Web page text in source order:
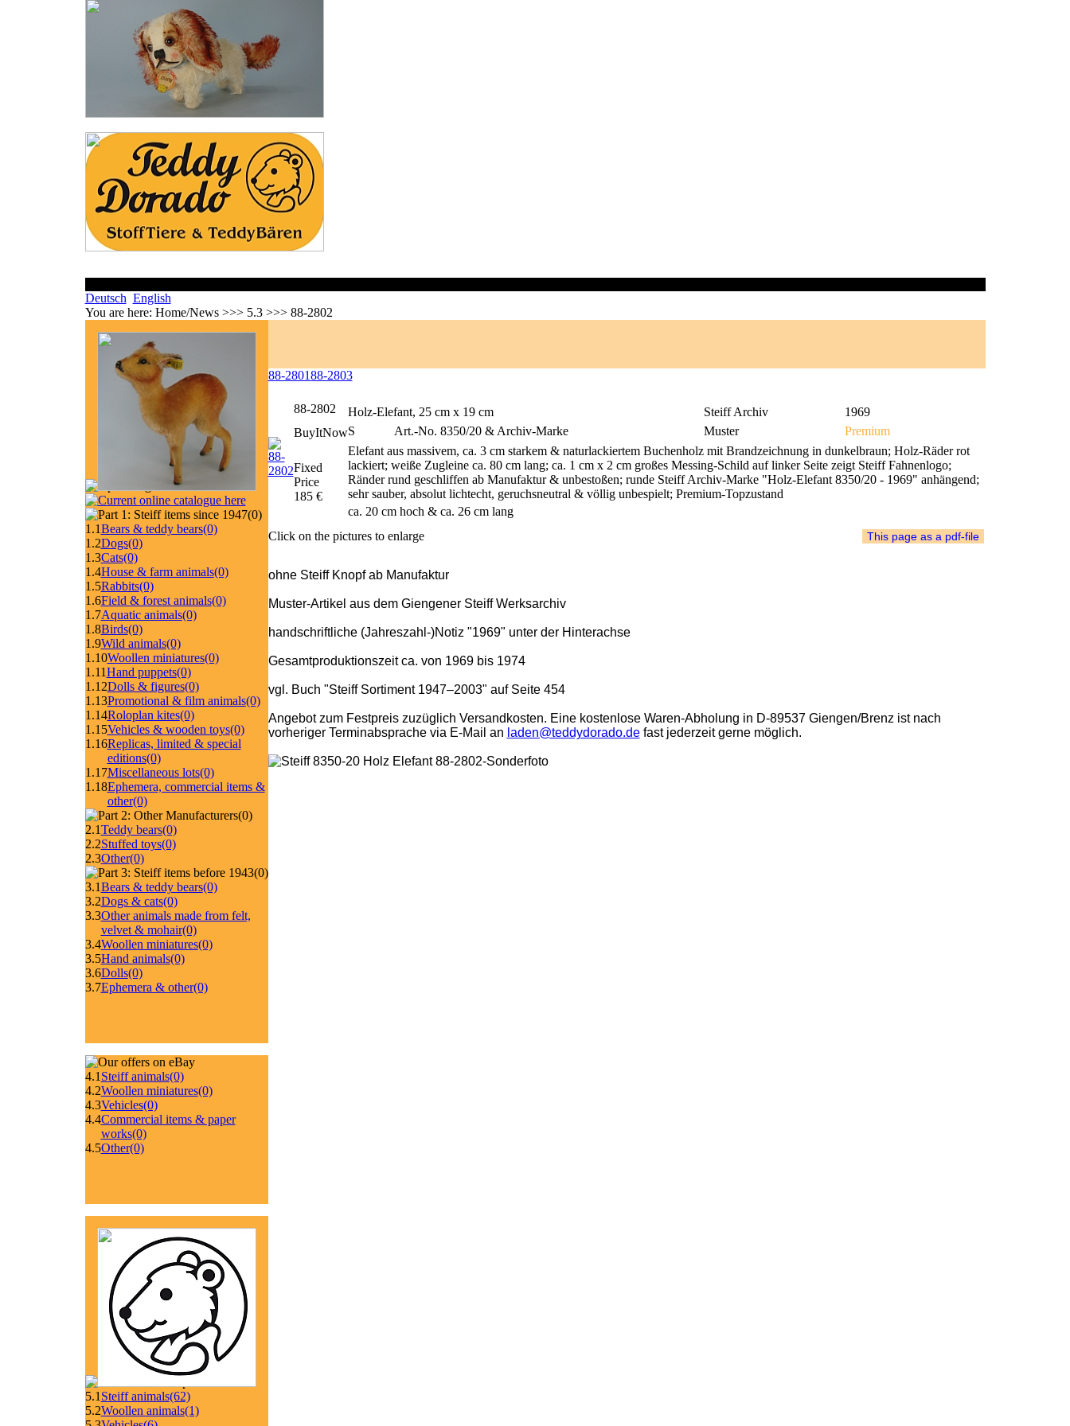
Deutsch English
You are here: Home/News >>> 5.3 >>> 88-2802
(0)
1.1Bears & teddy bears(0)
1.2Dogs(0)
1.3Cats(0)
1.4House & farm animals(0)
1.5Rabbits(0)
1.6Field & forest animals(0)
1.7Aquatic animals(0)
1.8Birds(0)
1.9Wild animals(0)
1.10Woollen miniatures(0)
1.11Hand puppets(0)
1.12Dolls & figures(0)
1.13Promotional & film animals(0)
1.14Roloplan kites(0)
1.15Vehicles & wooden toys(0)
1.16Replicas, limited & special
editions(0)
1.17Miscellaneous lots(0)
1.18Ephemera, commercial items &
other(0)
(0)
2.1Teddy bears(0)
2.2Stuffed toys(0)
2.3Other(0)
(0)
3.1Bears & teddy bears(0)
3.2Dogs & cats(0)
3.3Other animals made from felt,
velvet & mohair(0)
3.4Woollen miniatures(0)
3.5Hand animals(0)
3.6Dolls(0)
3.7Ephemera & other(0)
4.1 Steiff animals(0)
4.2Woollen miniatures(0)
4.3Vehicles(0)
4.4Commercial items & paper
works(0)
4.5Other(0)
5.1 Steiff animals(62)
5.2Woollen animals(1)
88-280188-2803
88-2802 Holz-Elefant, 25 cm x 19 cm Steiff Archiv
1969
S
Art.-No. 8350/20 & Archiv-Marke Muster
Premium
Elefant aus massivem, ca. 3 cm starkem & naturlackiertem Buchenholz mit Brandzeichnung in dunkelbraun; Holz-Räder rot
lackiert; weiße Zugleine ca. 80 cm lang; ca. 1 cm x 2 cm großes Messing-Schild auf linker Seite zeigt Steiff Fahnenlogo;
Ränder rund geschliffen ab Manufaktur & unbestoßen; runde Steiff Archiv-Marke "Holz-Elefant 8350/20 - 1969" anhängend;
sehr sauber, absolut lichtecht, geruchsneutral & völlig unbespielt; Premium-Topzustand
ca. 20 cm hoch & ca. 26 cm lang
BuyItNow
Fixed
Price
185 €
Click on the pictures to enlarge
ohne Steiff Knopf ab Manufaktur
Muster-Artikel aus dem Giengener Steiff Werksarchiv
handschriftliche (Jahreszahl-)Notiz "1969" unter der Hinterachse
Gesamtproduktionszeit ca. von 1969 bis 1974
vgl. Buch "Steiff Sortiment 1947–2003" auf Seite 454
Angebot zum Festpreis zuzüglich Versandkosten. Eine kostenlose Waren-Abholung in D-89537 Giengen/Brenz ist nach
vorheriger Terminabsprache via E-Mail an laden@teddydorado.defast jederzeit gerne möglich.